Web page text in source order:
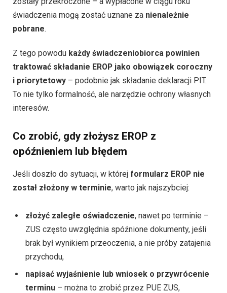
świadczenia mogą zostać uznane za nienależnie
pobrane.
Z tego powodu każdy świadczeniobiorca powinien
traktować składanie EROP jako obowiązek coroczny
i priorytetowy – podobnie jak składanie deklaracji PIT.
To nie tylko formalność, ale narzędzie ochrony własnych
interesów.
Co zrobić, gdy złożysz EROP z
opóźnieniem lub błędem
Jeśli doszło do sytuacji, w której formularz EROP nie
został złożony w terminie, warto jak najszybciej:
złożyć zaległe oświadczenie, nawet po terminie –
ZUS często uwzględnia spóźnione dokumenty, jeśli
brak był wynikiem przeoczenia, a nie próby zatajenia
przychodu,
napisać wyjaśnienie lub wniosek o przywrócenie
terminu – można to zrobić przez PUE ZUS,